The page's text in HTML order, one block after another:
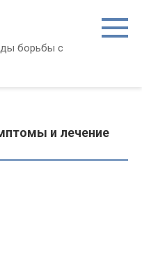
борьбы с
и лечение